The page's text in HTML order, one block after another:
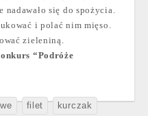
nadawało się do spożycia.
i polać nim mięso.
zieleniną.
“Podróże
filet kurczak